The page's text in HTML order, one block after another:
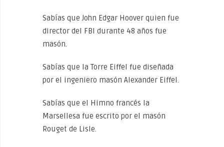
Sabías que John Edgar Hoover quien fue
director del FBI durante 48 años fue
masón.
Sabías que la Torre Eiffel fue diseñada
por el ingeniero masón Alexander Eiffel.
Sabías que el Himno francés la
Marsellesa fue escrito por el masón
Rouget de Lisle.